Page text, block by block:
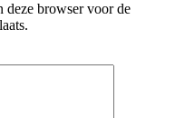
deze browser voor de